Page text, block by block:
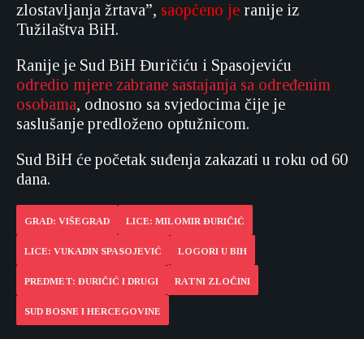
zlostavljanja žrtava”, saopćeno je ranije iz
Tužilaštva BiH.
Ranije je Sud BiH Đuričiću i Spasojeviću
odredio mjere zabrane sastajanja sa određenim
osobama, odnosno sa svjedocima čije je
saslušanje predloženo optužnicom.
Sud BiH će početak suđenja zakazati u roku od 60
dana.
GRAD: VIŠEGRAD LICE: MILOMIR ĐURIČIĆ
LICE: VUKADIN SPASOJEVIĆ LOGORI U BIH
PREDMET: ĐURIČIĆ I DRUGI RATNI ZLOČINI
SUD BOSNE I HERCEGOVINE